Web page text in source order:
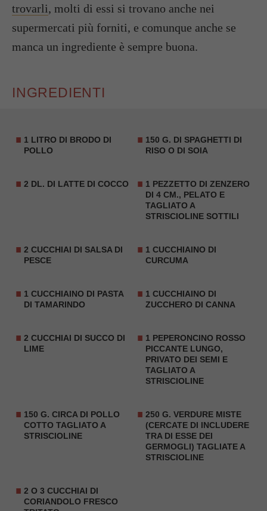
trovarli, molti di essi si trovano anche nei
supermercati più forniti, e comunque anche se
manca un ingrediente è sempre buona.
INGREDIENTI
1 LITRO DI BRODO DI
POLLO
150 G. DI SPAGHETTI DI
RISO O DI SOIA
2 DL. DI LATTE DI COCCO
1 PEZZETTO DI ZENZERO
DI 4 CM., PELATO E
TAGLIATO A
STRISCIOLINE SOTTILI
2 CUCCHIAI DI SALSA DI
PESCE
1 CUCCHIAINO DI
CURCUMA
1 CUCCHIAINO DI PASTA
DI TAMARINDO
1 CUCCHIAINO DI
ZUCCHERO DI CANNA
2 CUCCHIAI DI SUCCO DI
LIME
1 PEPERONCINO ROSSO
PICCANTE LUNGO,
PRIVATO DEI SEMI E
TAGLIATO A
STRISCIOLINE
150 G. CIRCA DI POLLO
COTTO TAGLIATO A
STRISCIOLINE
250 G. VERDURE MISTE
(CERCATE DI INCLUDERE
TRA DI ESSE DEI
GERMOGLI) TAGLIATE A
STRISCIOLINE
2 O 3 CUCCHIAI DI
CORIANDOLO FRESCO